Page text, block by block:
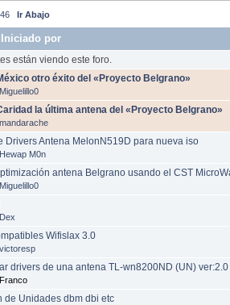
46 Ir Abajo
Iniciado por
están viendo este foro.
otro éxito del «Proyecto Belgrano»
Miguelillo0
la última antena del «Proyecto Belgrano»
mandarache
Drivers Antena MelonN519D para nueva iso
Hewap M0n
antena Belgrano usando el CST
Miguelillo0
Dex
Wifislax 3.0
victoresp
drivers de una antena TL-wn8200ND (UN)
de Unidades dbm dbi etc